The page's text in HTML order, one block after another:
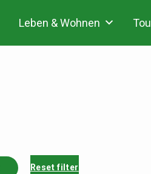
Leben & Wohnen
Reset filter